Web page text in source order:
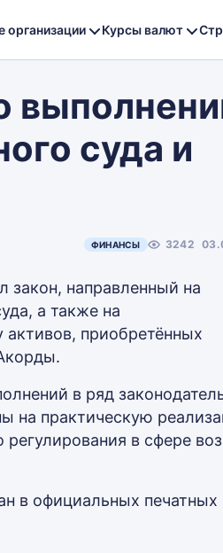
организации Курсы валют
суда и
ФИНАНСЫ 3242
закон, направленный на
а также на
активов, приобретённых
в ряд
на практическую
в сфере
в официальных печатных